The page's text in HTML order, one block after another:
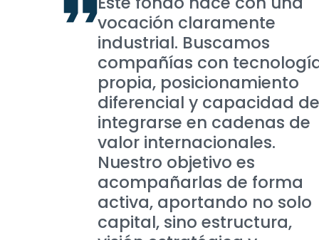
vocación claramente
industrial. Buscamos
compañías con
propia, posicionamiento
diferencial y capacidad de
integrarse en cadenas de
valor internacionales.
Nuestro objetivo es
acompañarlas de forma
activa, aportando no solo
capital, sino estructura,